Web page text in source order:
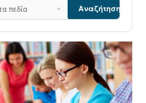
Αναζήτηση